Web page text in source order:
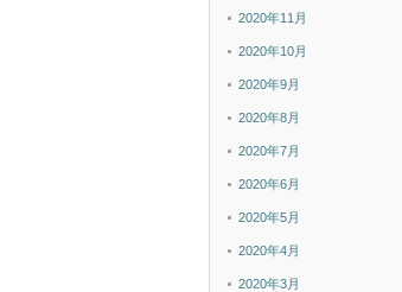
2020年11月
2020年10月
2020年9月
2020年8月
2020年7月
2020年6月
2020年5月
2020年4月
2020年3月